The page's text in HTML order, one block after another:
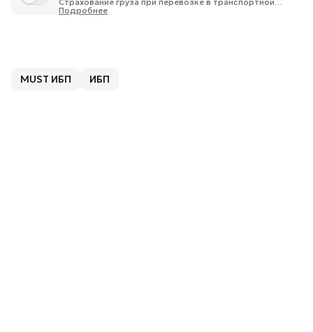
компании 1% от стоимости груза.
Подробнее
MUST ИБП ИБП